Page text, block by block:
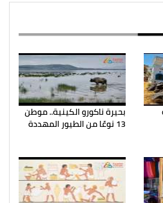
بحيرة ناكورو الكينية.. موطن
13 نوعًا من الطيور المهددة